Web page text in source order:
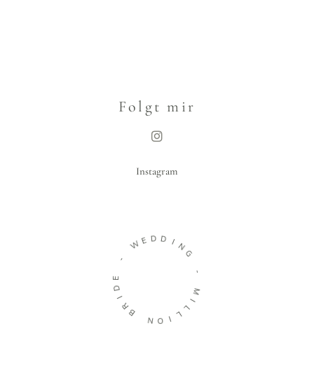
Folgt mir
Instagram
WE D D I
N
G
M
I
L
L
O
N
B
R